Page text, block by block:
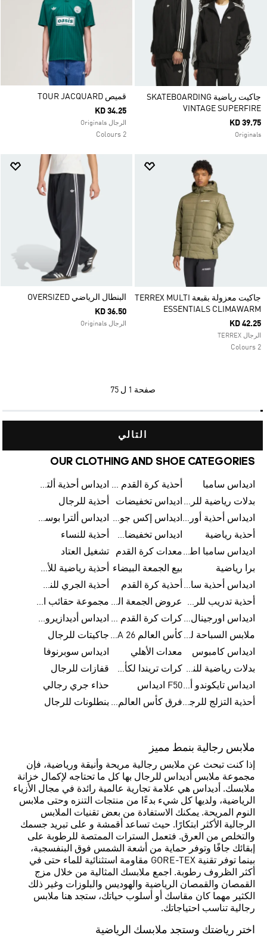
جاكيت رياضية SKATEBOARDING
VINTAGE SUPERFIRE
KD 39.75
Originals
قميص TOUR JACQUARD
KD 34.25
الرجال Originals
2 Colours
جاكيت معزولة بقبعة TERREX MULTI
ESSENTIALS CLIMAWARM
KD 42.25
الرجال TERREX
2 Colours
البنطال الرياضي OVERSIZED
KD 36.50
الرجال Originals
صفحة 1 ل 75
التالي
OUR CLOTHING AND SHOE CATEGORIES
اديداس سامبا أحذية كرة القدم للرجال
اديداس أحذية ألترا بوست للرجال
بدلات رياضية للرجال اديداس تخفيضات
أحذية للرجال
اديداس أحذية أورجينالز
اديداس إكس جود بيلينغهام
اديداس ألترا بوست
أحذية رياضية
اديداس تخفيضات للأطفال
أحذية للنساء
اديداس سامبا اطفالمعدات كرة القدم
تشغيل العتاد
برا رياضية
بيع الجمعة البيضاء
أحذية رياضية للأطفال
اديداس أحذية سامبا للنساء أحذية كرة القدم
أحذية الجري للنساء
أحذية تدريب للرجال
عروض الجمعة البيضاء للرجال
مجموعة حقائب الظهر
اديداس اورجينال ملابس
كرات كرة القدم للرجال
اديداس أديدازيرو معدات الجري
ملابس السباحة للرجال
كأس العالم FIFA 26™ جاكيتات للرجال
اديداس كامبوس
معدات الأهلي
اديداس سوبرنوفا
بدلات رياضية للنساء
كرات تريندا لكأس العالم FIFA 26™
قفازات للرجال
اديداس تايكوندو أورجنالزF50 اديداس
حذاء جري رجالي
أحذية التزلج للرجال
فرق كأس العالم FIFA 26™ بنطلونات للرجال
ملابس رجالية بنمط مميز
إذا كنت تبحث عن ملابس رجالية مريحة وأنيقة ورياضية، فإن
مجموعة ملابس أديداس للرجال بها كل ما تحتاجه لإكمال خزانة
ملابسك. أديداس هي علامة تجارية عالمية رائدة في مجال الأزياء
الرياضية، ولديها كل شيء بدءًا من منتجات التنزه وحتى ملابس
النوم المريحة. يمكنك الاستفادة من بعض تقنيات الملابس
الرجالية الأكثر ابتكارًا. حيث تساعد أقمشة و على تبريد جسمك
والتخلص من العرق. فتعمل السترات الممتصة للرطوبة على
إبقائك جافًا وتوفر حماية من أشعة الشمس فوق البنفسجية،
بينما توفر تقنية GORE-TEX مقاومة استثنائية للماء حتى في
أكثر الظروف رطوبة. اجمع ملابسك المثالية من خلال مزج
القمصان والقمصان الرياضية والهوديس والبلوزات وغير ذلك
الكثير مهما كان مقاسك أو أسلوب حياتك، ستجد هنا ملابس
رجالية تناسب احتياجاتك.
اختر رياضتك وستجد ملابسك الرياضية